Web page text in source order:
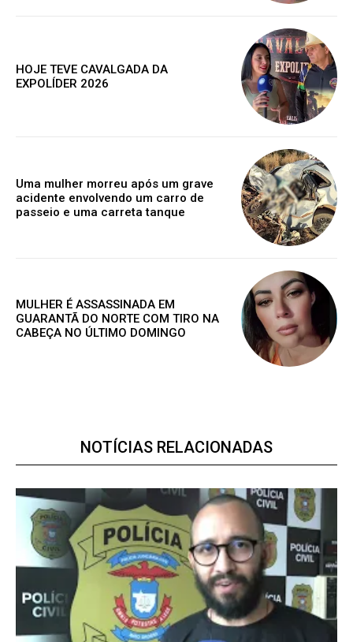
/ para sempre
ESCOLHA O PLANO
Premium
R$100 / ano
Acesso as notícias publicas
Acesso a comentários
Notícias exclusivas
HOJE TEVE CAVALGADA DA
EXPOLÍDER 2026
Uma mulher morreu após um grave
acidente envolvendo um carro de
passeio e uma carreta tanque
MULHER É ASSASSINADA EM
GUARANTÃ DO NORTE COM TIRO NA
CABEÇA NO ÚLTIMO DOMINGO
NOTÍCIAS RELACIONADAS